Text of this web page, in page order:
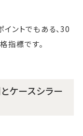
ントでもある、30
指標です。
ケースシラー